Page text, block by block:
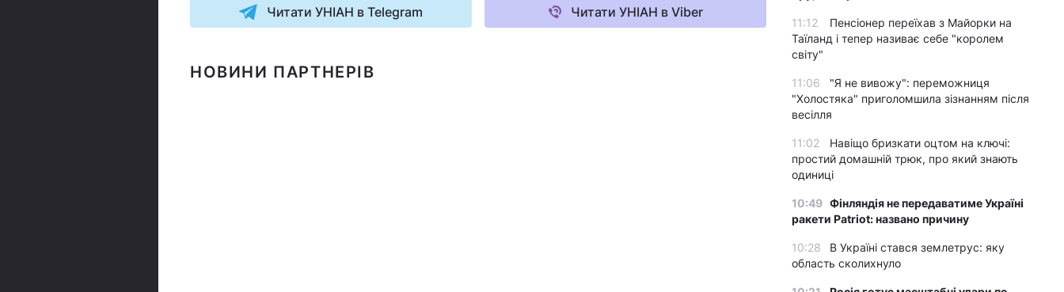
Читати УНІАН в Telegram Читати УНІАН в Viber
НОВИНИ ПАРТНЕРІВ
11:12
Пенсіонер переїхав з Майорки на
Таїланд і тепер називає себе "королем
світу"
11:06
"Я не вивожу": переможниця
"Холостяка" приголомшила зізнанням після
весілля
11:02
Навіщо бризкати оцтом на ключі:
простий домашній трюк, про який знають
одиниці
10:49 Фінляндія не передаватиме Україні
ракети Patriot: названо причину
10:28
В Україні стався землетрус: яку
область сколихнуло